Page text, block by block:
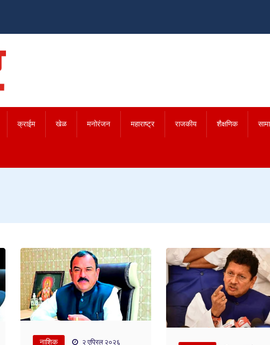
क्राईम खेळ मनोरंजन महाराष्ट्र राजकीय शैक्षणिक
नाशिक २ एप्रिल २०२६